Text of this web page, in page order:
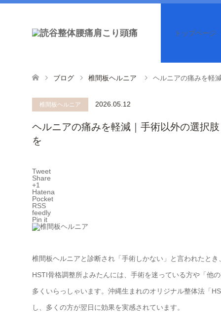
トップページ
ブログ 椎間板ヘルニア ヘルニアの痛みを軽
椎間板ヘルニア 2026.05.12
ヘルニアの痛みを軽減｜手術以外の選択
を
Tweet
Share
+1
Hatena
Pocket
RSS
feedly
Pin it
椎間板ヘルニアと診断され「手術しかない」と言われたと
HSTI骨格調整所よみたんには、手術を迷っている方や「他
多くいらっしゃいます。沖縄生まれのオリジナル整体法「
し、多くの方が翌日に効果を実感されています。